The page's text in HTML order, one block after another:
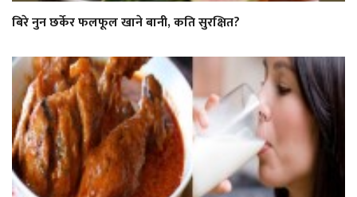
बिरे नुन छर्केर फलफूल खाने बानी, कति सुरक्षित?